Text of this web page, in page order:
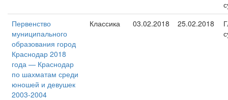
Первенство
муниципального
образования город
Краснодар 2018
года — Краснодар
по шахматам среди
юношей и девушек
2003-2004
Классика 03.02.2018 25.02.2018